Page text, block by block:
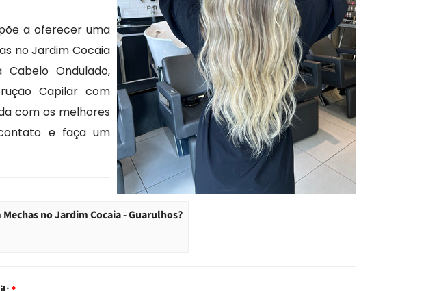
a oferecer uma
no Jardim Cocaia
Ondulado,
Capilar com
com os melhores
e faça um
no Jardim Cocaia - Guarulhos?